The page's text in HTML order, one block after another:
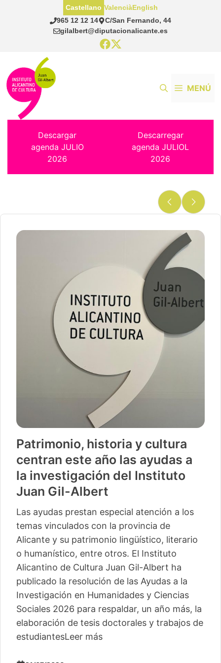
965 12 12 14
C/San Fernando, 44
gilalbert@diputacionalicante.es
Castellano ValenciàEnglish
MENÚ
Descargar
agenda JULIO
2026
Descarregar
agenda JULIOL
2026
Vuelve «Cultura-500» con
actividades para 13 pequeños
municipios más
La segunda edición de este ciclo del Instituto
Alicantino de Cultura Juan Gil-Albert
comienza este sábado en Camp de Mirra
con un taller de percusión de Pakito Baeza
La segunda edición del ciclo ‘Cultura -500’
del Instituto Alicantino de Cultura Juan Gil-
Albert llegará este verano a trece
localidades, con loLeer más
04/06/2026